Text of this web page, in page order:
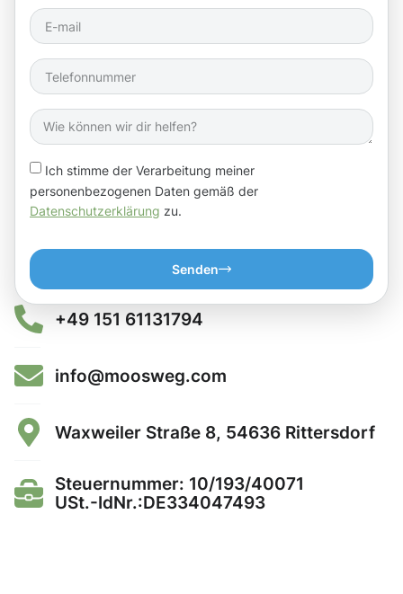
Ich stimme der Verarbeitung meiner
personenbezogenen Daten gemäß der
Datenschutzerklärung zu.
Senden
+49 151 61131794
info@moosweg.com
Waxweiler Straße 8, 54636 Rittersdorf
Steuernummer: 10/193/40071
USt.-IdNr.:DE334047493